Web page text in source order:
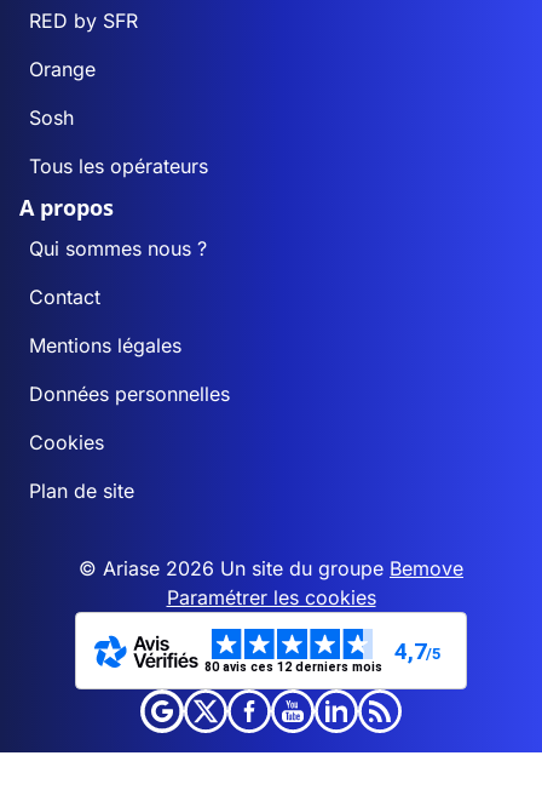
RED by SFR
Orange
Sosh
Tous les opérateurs
A propos
Qui sommes nous ?
Contact
Mentions légales
Données personnelles
Cookies
Plan de site
© Ariase 2026 Un site du groupe Bemove
Paramétrer les cookies
80 avis ces 12 derniers mois
4,7/5